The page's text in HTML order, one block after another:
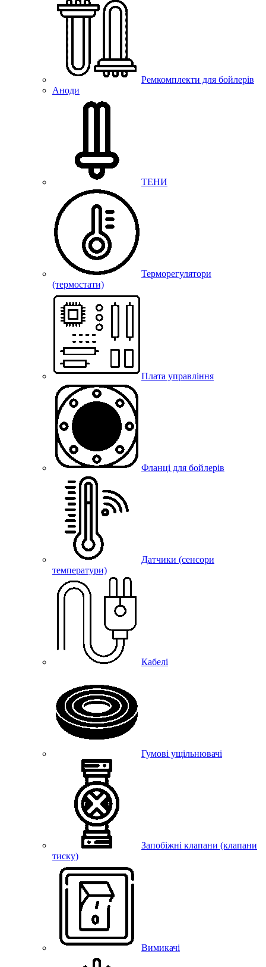
Ремкомплекти для бойлерів
Аноди
ТЕНИ
Терморегулятори
(термостати)
Плата управління
Фланці для бойлерів
Датчики (сенсори
температури)
Кабелі
Гумові ущільнювачі
Запобіжні клапани (клапани
тиску)
Вимикачі